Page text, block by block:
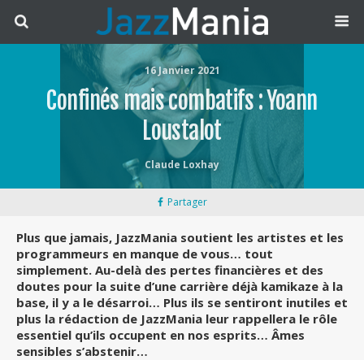
16 Janvier 2021
Confinés mais combatifs : Yoann
Loustalot
Claude Loxhay
Partager
Plus que jamais, JazzMania soutient les artistes et les
programmeurs en manque de vous… tout
simplement. Au-delà des pertes financières et des
doutes pour la suite d’une carrière déjà kamikaze à la
base, il y a le désarroi… Plus ils se sentiront inutiles et
plus la rédaction de JazzMania leur rappellera le rôle
essentiel qu’ils occupent en nos esprits… Âmes
sensibles s’abstenir…